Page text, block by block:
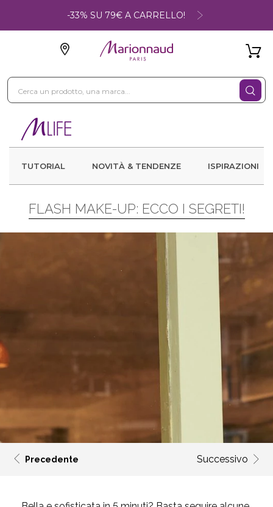
-33% SU 79€ A CARRELLO!
TUTORIAL NOVITÀ & TENDENZE ISPIRAZIONI
FLASH MAKE-UP: ECCO I SEGRETI!
Precedente Successivo